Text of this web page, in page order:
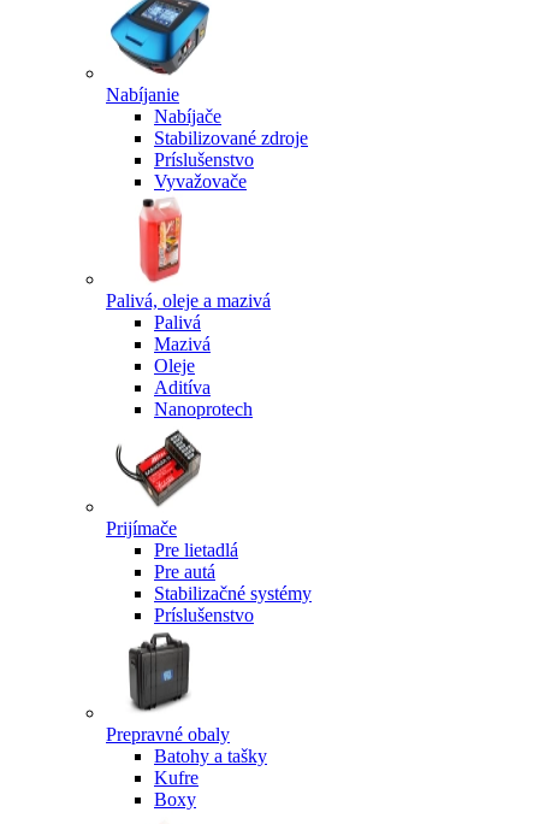
Nabíjanie
Nabíjače
Stabilizované zdroje
Príslušenstvo
Vyvažovače
Palivá, oleje a mazivá
Palivá
Mazivá
Oleje
Aditíva
Nanoprotech
Prijímače
Pre lietadlá
Pre autá
Stabilizačné systémy
Príslušenstvo
Prepravné obaly
Batohy a tašky
Kufre
Boxy